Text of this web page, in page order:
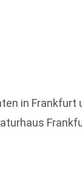
in Frankfurt